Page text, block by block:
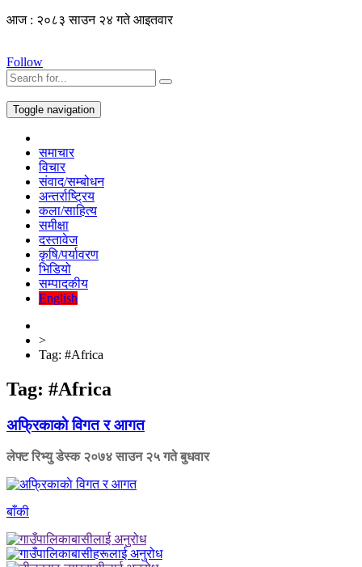
आज : २०८३ साउन २४ गते आइतवार
Follow
Toggle navigation
समाचार
विचार
संवाद/सम्बोधन
अन्तर्राष्ट्रिय
कला/साहित्य
समीक्षा
दस्तावेज
कृषि/पर्यावरण
भिडियो
सम्पादकीय
English
>
Tag: #Africa
Tag: #Africa
अफ्रिकाकाे विगत र आगत
लेफ्ट रिभ्यु डेस्क २०७४ साउन २५ गते बुधवार
बाँकी